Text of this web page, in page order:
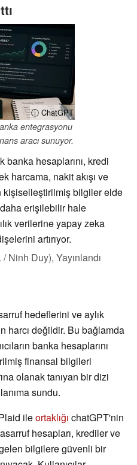
ⓘ ChatGPT
entegrasyonu
aracı sunuyor.
banka hesaplarını, kredi
harcama, nakit akışı ve
kişiselleştirilmiş bilgiler elde
erişilebilir hale
verilerine yapay zeka
artırıyor.
/ Ninh Duy), Yayınlandı
hedeflerini ve aylık
harcı değildir. Bu bağlamda
banka hesaplarını
finansal bilgileri
olanak tanıyan bir dizi
sundu.
ileortaklığı chatGPT'nin
hesapları, krediler ve
bilgilere güvenli bir